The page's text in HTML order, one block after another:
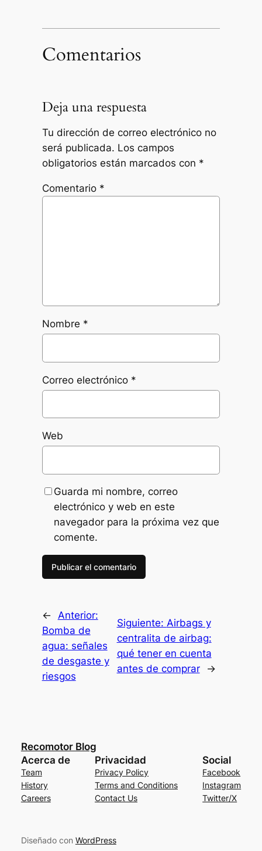
Comentarios
Deja una respuesta
Tu dirección de correo electrónico no
será publicada. Los campos
obligatorios están marcados con *
Comentario *
Nombre *
Correo electrónico *
Web
Guarda mi nombre, correo
electrónico y web en este
navegador para la próxima vez que
comente.
←
Anterior:
Bomba de
agua: señales
de desgaste y
riesgos
Siguiente: Airbags y
centralita de airbag:
qué tener en cuenta
antes de comprar
→
Recomotor Blog
Acerca de
Team
History
Careers
Privacidad
Privacy Policy
Terms and Conditions
Contact Us
Social
Facebook
Instagram
Twitter/X
Diseñado con WordPress